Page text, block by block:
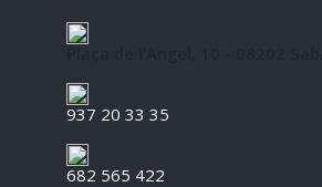
937 20 33 35
682 565 422